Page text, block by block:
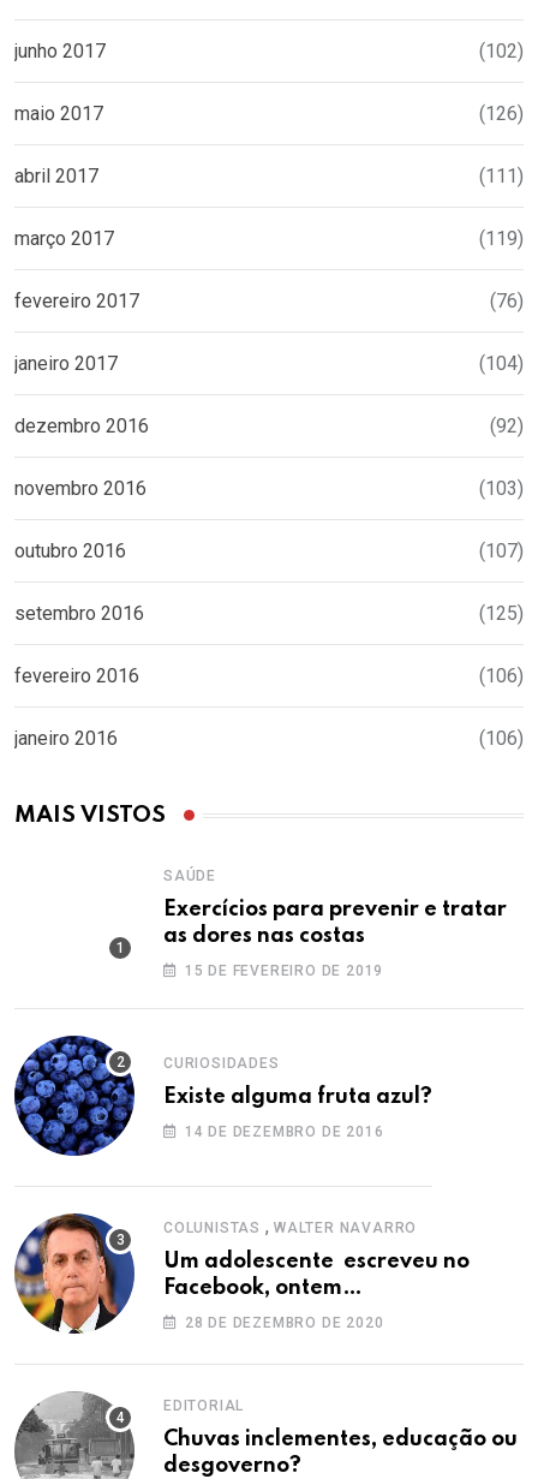
junho 2017 (102)
maio 2017 (126)
abril 2017 (111)
março 2017 (119)
fevereiro 2017 (76)
janeiro 2017 (104)
dezembro 2016 (92)
novembro 2016 (103)
outubro 2016 (107)
setembro 2016 (125)
fevereiro 2016 (106)
janeiro 2016 (106)
MAIS VISTOS
SAÚDE
Exercícios para prevenir e tratar
as dores nas costas
15 DE FEVEREIRO DE 2019
CURIOSIDADES
Existe alguma fruta azul?
14 DE DEZEMBRO DE 2016
COLUNISTAS , WALTER NAVARRO
Um adolescente escreveu no
Facebook, ontem…
28 DE DEZEMBRO DE 2020
EDITORIAL
Chuvas inclementes, educação ou
desgoverno?